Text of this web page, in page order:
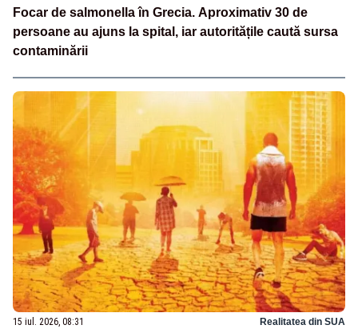
Focar de salmonella în Grecia. Aproximativ 30 de
persoane au ajuns la spital, iar autoritățile caută sursa
contaminării
15 iul. 2026, 08:31 Realitatea din SUA